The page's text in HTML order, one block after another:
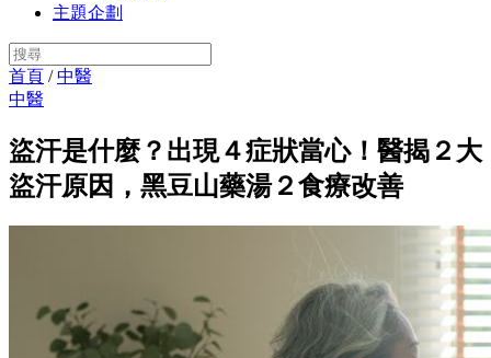
主題企劃
首頁 /中醫
中醫
盜汗是什麼？出現４症狀當心！醫揭２大
盜汗原因，黑豆山藥湯２食療改善